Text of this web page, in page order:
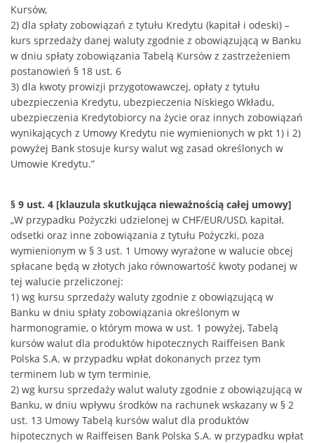
Kursów,
2) dla spłaty zobowiązań z tytułu Kredytu (kapitał i odeski) –
kurs sprzedaży danej waluty zgodnie z obowiązującą w Banku
w dniu spłaty zobowiązania Tabelą Kursów z zastrzeżeniem
postanowień § 18 ust. 6
3) dla kwoty prowizji przygotowawczej, opłaty z tytułu
ubezpieczenia Kredytu, ubezpieczenia Niskiego Wkładu,
ubezpieczenia Kredytobiorcy na życie oraz innych zobowiązań
wynikających z Umowy Kredytu nie wymienionych w pkt 1) i 2)
powyżej Bank stosuje kursy walut wg zasad określonych w
Umowie Kredytu.”
§ 9 ust. 4 [klauzula skutkująca nieważnością całej umowy]
„W przypadku Pożyczki udzielonej w CHF/EUR/USD, kapitał,
odsetki oraz inne zobowiązania z tytułu Pożyczki, poza
wymienionym w § 3 ust. 1 Umowy wyrażone w walucie obcej
spłacane będą w złotych jako równowartość kwoty podanej w
tej walucie przeliczonej:
1) wg kursu sprzedaży waluty zgodnie z obowiązującą w
Banku w dniu spłaty zobowiązania określonym w
harmonogramie, o którym mowa w ust. 1 powyżej, Tabelą
kursów walut dla produktów hipotecznych Raiffeisen Bank
Polska S.A. w przypadku wpłat dokonanych przez tym
terminem lub w tym terminie,
2) wg kursu sprzedaży walut waluty zgodnie z obowiązującą w
Banku, w dniu wpływu środków na rachunek wskazany w § 2
ust. 13 Umowy Tabelą kursów walut dla produktów
hipotecznych w Raiffeisen Bank Polska S.A. w przypadku wpłat